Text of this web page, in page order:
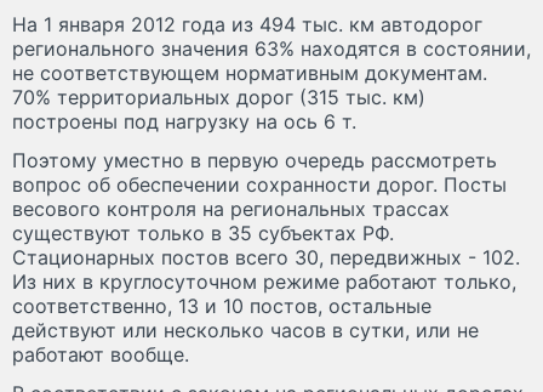
На 1 января 2012 года из 494 тыс. км автодорог
регионального значения 63% находятся в состоянии,
не соответствующем нормативным документам.
70% территориальных дорог (315 тыс. км)
построены под нагрузку на ось 6 т.
Поэтому уместно в первую очередь рассмотреть
вопрос об обеспечении сохранности дорог. Посты
весового контроля на региональных трассах
существуют только в 35 субъектах РФ.
Стационарных постов всего 30, передвижных - 102.
Из них в круглосуточном режиме работают только,
соответственно, 13 и 10 постов, остальные
действуют или несколько часов в сутки, или не
работают вообще.